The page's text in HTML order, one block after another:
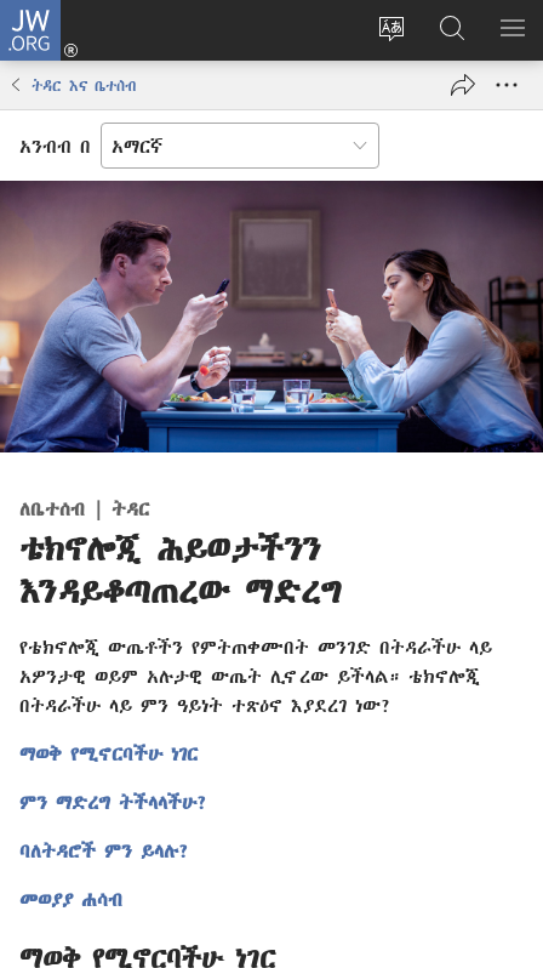
JW.ORG
የድረ
ግባ
(አዲስ
JW.ORG
ላይ
መፈለጊያ
ትዳር እና ቤተሰብ
አንብብ በ
ለቤተሰብ | ትዳር
ቴክኖሎጂ ሕይወታችንን
እንዳይቆጣጠረው ማድረግ
የቴክኖሎጂ ውጤቶችን የምትጠቀሙበት መንገድ በትዳራችሁ ላይ
አዎንታዊ ወይም አሉታዊ ውጤት ሊኖረው ይችላል። ቴክኖሎጂ
በትዳራችሁ ላይ ምን ዓይነት ተጽዕኖ እያደረገ ነው?
ማወቅ የሚኖርባችሁ ነገር
ምን ማድረግ ትችላላችሁ?
ባለትዳሮች ምን ይላሉ?
መወያያ ሐሳብ
ማወቅ የሚኖርባችሁ ነገር